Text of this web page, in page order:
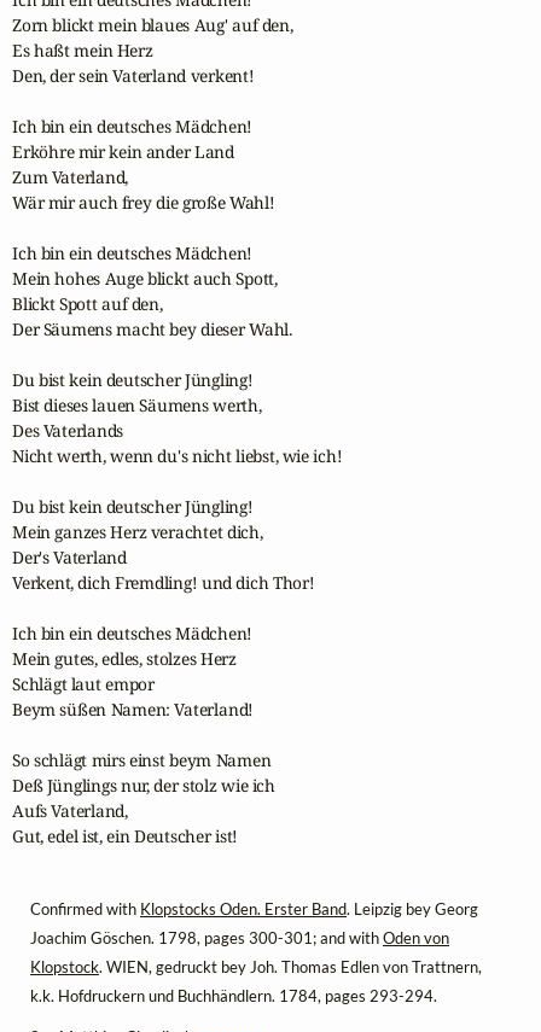
Zorn blickt mein blaues Aug' auf den,
Es haßt mein Herz
Den, der sein Vaterland verkent!
Ich bin ein deutsches Mädchen!
Erköhre mir kein ander Land
Zum Vaterland,
Wär mir auch frey die große Wahl!
Ich bin ein deutsches Mädchen!
Mein hohes Auge blickt auch Spott,
Blickt Spott auf den,
Der Säumens macht bey dieser Wahl.
Du bist kein deutscher Jüngling!
Bist dieses lauen Säumens werth,
Des Vaterlands
Nicht werth, wenn du's nicht liebst, wie ich!
Du bist kein deutscher Jüngling!
Mein ganzes Herz verachtet dich,
Der's Vaterland
Verkent, dich Fremdling! und dich Thor!
Ich bin ein deutsches Mädchen!
Mein gutes, edles, stolzes Herz
Schlägt laut empor
Beym süßen Namen: Vaterland!
So schlägt mirs einst beym Namen
Deß Jünglings nur, der stolz wie ich
Aufs Vaterland,
Gut, edel ist, ein Deutscher ist!
Confirmed with Klopstocks Oden. Erster Band. Leipzig bey Georg
Joachim Göschen. 1798, pages 300-301; and withOden von
Klopstock. WIEN, gedruckt bey Joh. Thomas Edlen von Trattnern,
k.k. Hofdruckern und Buchhändlern. 1784, pages 293-294.